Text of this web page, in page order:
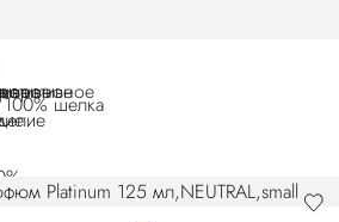
002003
шелка